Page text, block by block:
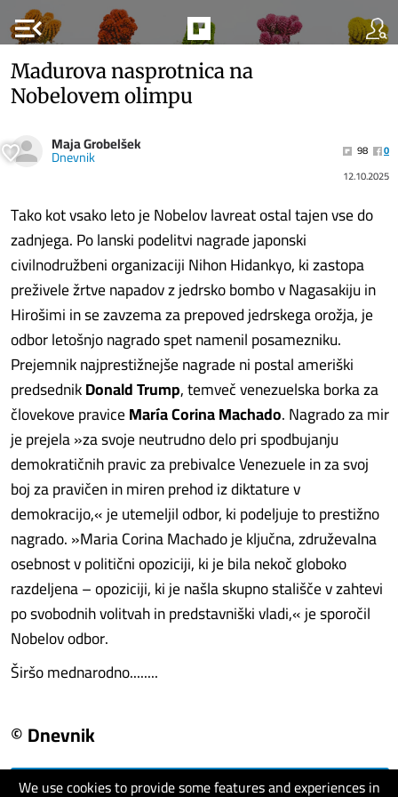
menu_open
We use cookies to provide some features and experiences in
Madurova nasprotnica na
Nobelovem olimpu
Maja Grobelšek
Dnevnik 98
0
12.10.2025
Tako kot vsako leto je Nobelov lavreat ostal tajen vse do
zadnjega. Po lanski podelitvi nagrade japonski
civilnodružbeni organizaciji Nihon Hidankyo, ki zastopa
preživele žrtve napadov z jedrsko bombo v Nagasakiju in
Hirošimi in se zavzema za prepoved jedrskega orožja, je
odbor letošnjo nagrado spet namenil posamezniku.
Prejemnik najprestižnejše nagrade ni postal ameriški
predsednikDonald Trump, temveč venezuelska borka za
človekove praviceMaría Corina Machado. Nagrado za mir
je prejela »za svoje neutrudno delo pri spodbujanju
demokratičnih pravic za prebivalce Venezuele in za svoj
boj za pravičen in miren prehod iz diktature v
demokracijo,« je utemeljil odbor, ki podeljuje to prestižno
nagrado. »Maria Corina Machado je ključna, združevalna
osebnost v politični opoziciji, ki je bila nekoč globoko
razdeljena – opoziciji, ki je našla skupno stališče v zahtevi
po svobodnih volitvah in predstavniški vladi,« je sporočil
Nobelov odbor.
Širšo mednarodno........
© Dnevnik